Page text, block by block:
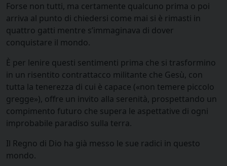
Forse non tutti, ma certamente qualcuno prima o poi
arriva al punto di chiedersi come mai si è rimasti in
quattro gatti mentre s’immaginava di dover
conquistare il mondo.
È per lenire questi sentimenti prima che si trasformino
in un risentito contrattacco militante che Gesù, con
tutta la tenerezza di cui è capace («non temere piccolo
gregge»), offre un invito alla serenità, prospettando un
compimento futuro che supera le aspettative di ogni
improbabile paradiso sulla terra.
Il Regno di Dio ha già messo le sue radici in questo
mondo.